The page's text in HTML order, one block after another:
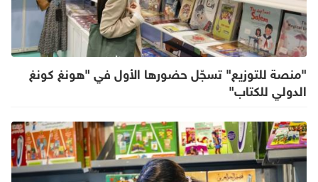
"منصة للتوزيع" تسجّل حضورها الأول في "هونغ كونغ
الدولي للكتاب"